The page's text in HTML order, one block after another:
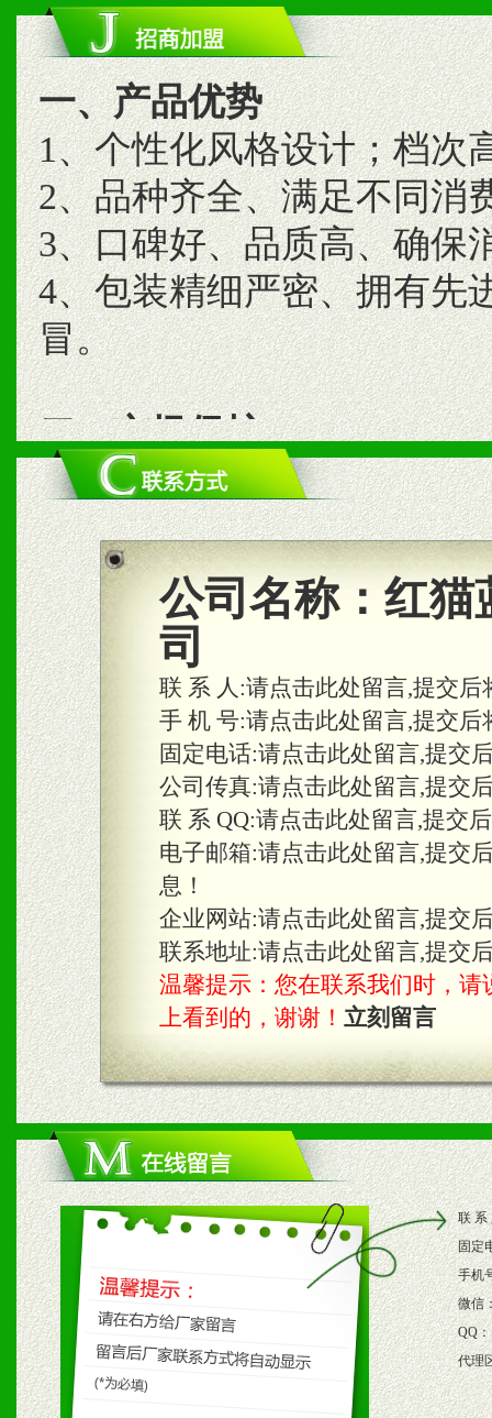
一、产品优势
1、个性化风格设计；档次
2、品种齐全、满足不同消
3、口碑好、品质高、确保
4、包装精细严密、拥有先
冒。
二、市场保护
1、统一市场价格；建立全
商利润。
2、区域独家经营；建立区
合作关系。
三、物料及媒体
1、免费提供体验及宣传彩
2、不定期在各大知名网站
知名度和影响力。
3、根据地方实际情况提供
具。
四、市场操作及支持
1、根据区域市场协助制定
2、根据具体情况公司给予
3、根据市场需要，派驻区
保产品顺利销售。
4、根据市场情况公司给予
购支持。
公司名称： 红猫
司
联 系 人:请点击此处留言,提交
手 机 号:请点击此处留言,提交
固定电话:请点击此处留言,提交
公司传真:请点击此处留言,提交
联 系 QQ:请点击此处留言,提交
电子邮箱:请点击此处留言,提交
息！
企业网站:请点击此处留言,提交
联系地址:请点击此处留言,提交
温馨提示：您在联系我们时，请
上看到的，谢谢！ 立刻留言
联 系
固定
手机
微信
QQ：
代理